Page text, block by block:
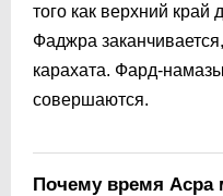
того как верхний край
Фаджра
карахата. Фард-
совершаются.
Почему время Асра